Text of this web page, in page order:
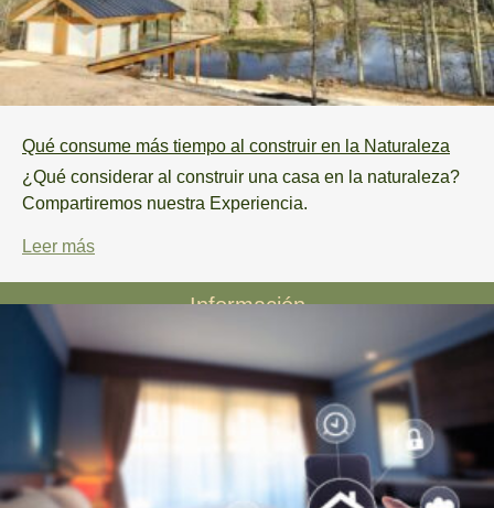
Qué consume más tiempo al construir en la Naturaleza
¿Qué considerar al construir una casa en la naturaleza?
Compartiremos nuestra Experiencia.
Leer más
Información
Política de privacidad
Proyectos
Nuestra historia
Base de conocimientos